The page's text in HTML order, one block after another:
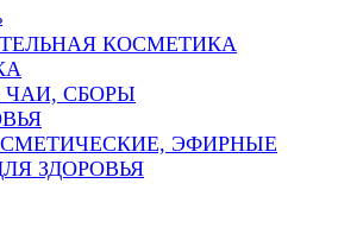
КОСМЕТИКА
ЧАИ, СБОРЫ
ЭФИРНЫЕ
ЗДОРОВЬЯ